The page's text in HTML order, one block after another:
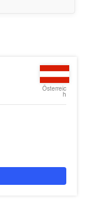
Österreic
h